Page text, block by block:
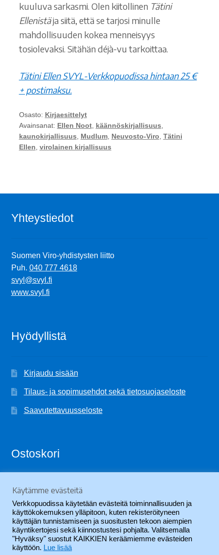
kuuluva sarkasmi. Olen kiitollinen Tätini
Ellenistäja siitä, että se tarjosi minulle
mahdollisuuden kokea menneisyys
tosiolevaksi. Sitähän déjà-vu tarkoittaa.
Tätini Ellen SVYL-Verkkopuodissa hintaan 25 €
+ postimaksu.
Osasto: Kirjaesittelyt
Avainsanat: Ellen Noot, käännöskirjallisuus
kaunokirjallisuus
Mudlum, Neuvosto-Viro Tätini
Ellen virolainen kirjallisuus
Yhteystiedot
Suomen Viro-yhdistysten liitto
Puh. 040 777 4618
svyl@svyl.fi
www.svyl.fi
Hyödyllistä
Kirjaudu sisään
Tilaus- ja sopimusehdot sekä tietosuojaseloste
Saavutettavuusseloste
Ostoskori
Ostoskori on tyhjä.
Käytämme evästeitä
Verkkopuodissa käytetään evästeitä toiminnallisuuden ja
käyttökokemuksen ylläpitoon, kuten rekisteröityneen
käyttäjän tunnistamiseen ja suositusten tekoon aiempien
käyntikertojesi sekä kiinnostustesi pohjalta. Valitsemalla
"Hyväksy" suostut KAIKKIEN keräämiemme evästeiden
käyttöön. Lue lisää